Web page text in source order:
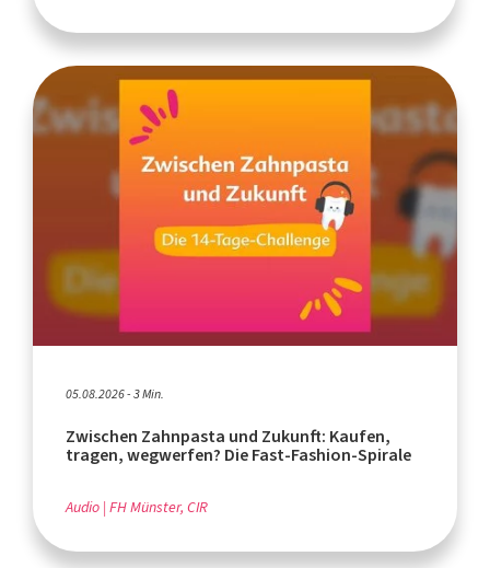
05.08.2026 - 3 Min.
Zwischen Zahnpasta und Zukunft: Kaufen,
tragen, wegwerfen? Die Fast-Fashion-Spirale
Audio FH Münster, CIR